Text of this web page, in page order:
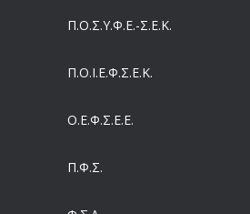
Π.Ο.Σ.Υ.Φ.Ε.-Σ.Ε.Κ.
Π.O.I.Ε.Φ.Σ.Ε.Κ.
Ο.Ε.Φ.Σ.Ε.Ε.
Π.Φ.Σ.